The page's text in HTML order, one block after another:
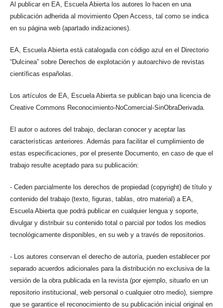
Al publicar en EA, Escuela Abierta los autores lo hacen en una
publicación adherida al movimiento Open Access, tal como se indica
en su página web (apartado indizaciones).
EA, Escuela Abierta está catalogada con código azul en el Directorio
“Dulcinea” sobre Derechos de explotación y autoarchivo de revistas
científicas españolas.
Los artículos de EA, Escuela Abierta se publican bajo una licencia de
Creative Commons Reconocimiento-NoComercial-SinObraDerivada.
El autor o autores del trabajo, declaran conocer y aceptar las
características anteriores. Además para facilitar el cumplimiento de
estas especificaciones, por el presente Documento, en caso de que el
trabajo resulte aceptado para su publicación:
- Ceden parcialmente los derechos de propiedad (copyright) de título y
contenido del trabajo (texto, figuras, tablas, otro material) a EA,
Escuela Abierta que podrá publicar en cualquier lengua y soporte,
divulgar y distribuir su contenido total o parcial por todos los medios
tecnológicamente disponibles, en su web y a través de repositorios.
- Los autores conservan el derecho de autoría, pueden establecer por
separado acuerdos adicionales para la distribución no exclusiva de la
versión de la obra publicada en la revista (por ejemplo, situarlo en un
repositorio institucional, web personal o cualquier otro medio), siempre
que se garantice el reconocimiento de su publicación inicial original en